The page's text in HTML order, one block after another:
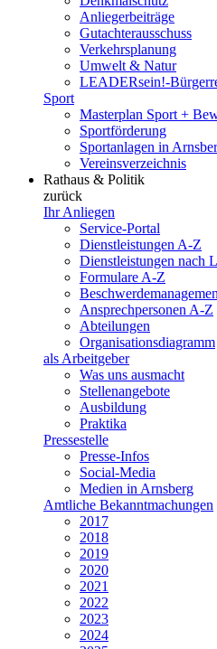
Anliegerbeiträge
Gutachterausschuss
Verkehrsplanung
Umwelt & Natur
LEADERsein!-
Sport
Masterplan Sport +
Sportförderung
Sportanlagen in
Vereinsverzeichnis
Rathaus & Politik
zurück
Ihr Anliegen
Service-Portal
Dienstleistungen A-Z
Dienstleistungen nach
Formulare A-Z
Ansprechpersonen A-Z
Abteilungen
Organisationsdiagramm
als Arbeitgeber
Was uns ausmacht
Stellenangebote
Ausbildung
Praktika
Pressestelle
Presse-Infos
Social-Media
Medien in Arnsberg
Amtliche Bekanntmachungen
2017
2018
2019
2020
2021
2022
2023
2024